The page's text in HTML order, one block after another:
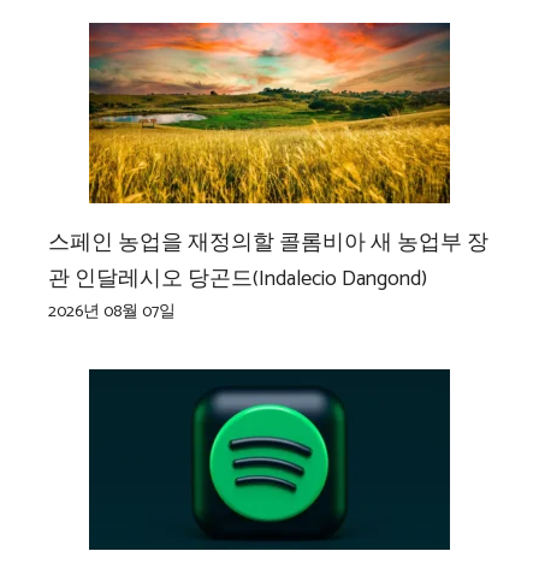
스페인 농업을 재정의할 콜롬비아 새 농업부 장
관 인달레시오 당곤드(Indalecio Dangond)
2026년 08월 07일